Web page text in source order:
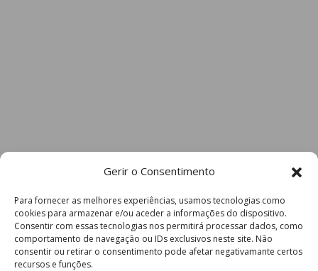
Gerir o Consentimento
Para fornecer as melhores experiências, usamos tecnologias como
cookies para armazenar e/ou aceder a informações do dispositivo.
Consentir com essas tecnologias nos permitirá processar dados, como
comportamento de navegação ou IDs exclusivos neste site. Não
consentir ou retirar o consentimento pode afetar negativamante certos
recursos e funções.